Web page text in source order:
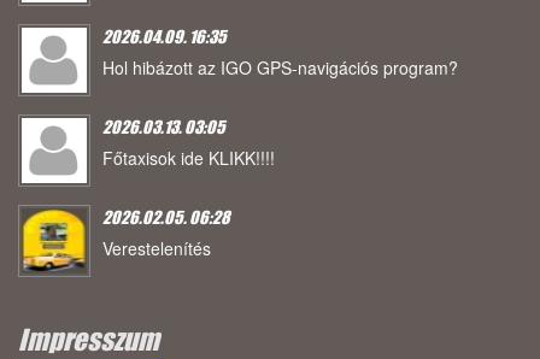
2026.04.09. 16:35
Hol hibázott az IGO GPS-navigációs program?
2026.03.13. 03:05
Főtaxisok ide KLIKK!!!!
2026.02.05. 06:28
Verestelenítés
Impresszum